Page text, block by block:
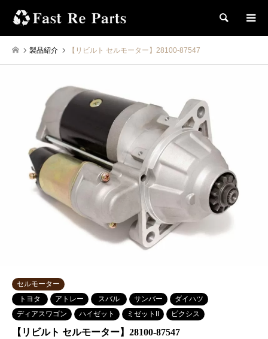
検索
製品紹介 【リビルト セルモーター】28100-87547
セルモーター
トヨタ
アトレー スバル サンバー
ダイハツ
ディアスワゴン
ハイゼット ミゼットII ピクシス
【リビルト セルモーター】28100-87547